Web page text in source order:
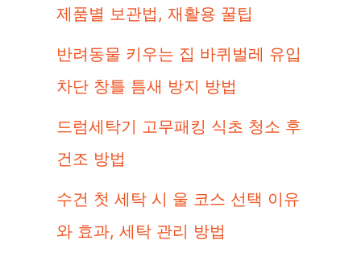
제품별 보관법, 재활용 꿀팁
반려동물 키우는 집 바퀴벌레 유입
차단 창틀 틈새 방지 방법
드럼세탁기 고무패킹 식초 청소 후
건조 방법
수건 첫 세탁 시 울 코스 선택 이유
와 효과, 세탁 관리 방법